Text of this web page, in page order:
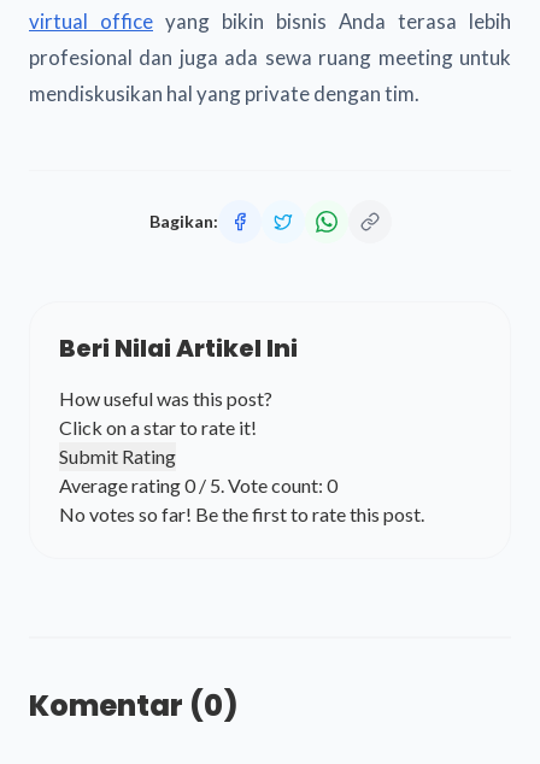
virtual office yang bikin bisnis Anda terasa lebih
profesional dan juga ada sewa ruang meeting untuk
mendiskusikan hal yang private dengan tim.
Bagikan:
Beri Nilai Artikel Ini
How useful was this post?
Click on a star to rate it!
Submit Rating
Average rating0/ 5. Vote count: 0
No votes so far! Be the first to rate this post.
Komentar (0)